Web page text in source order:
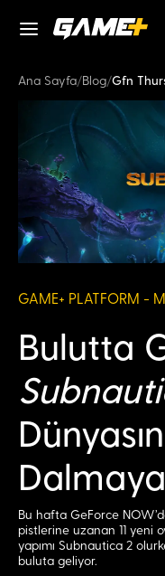
Ana Sayfa/Blog/Gfn
GAME+ PLATFORM -
Bulutta
Dalmaya
Bu hafta GeForce
pistlerine uzanan 11 yeni
yapımı Subnautica 2
buluta geliyor.